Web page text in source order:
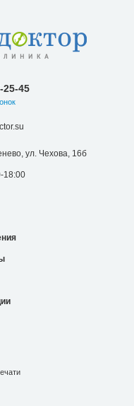
25-45
ул. Чехова, 16б
18:00